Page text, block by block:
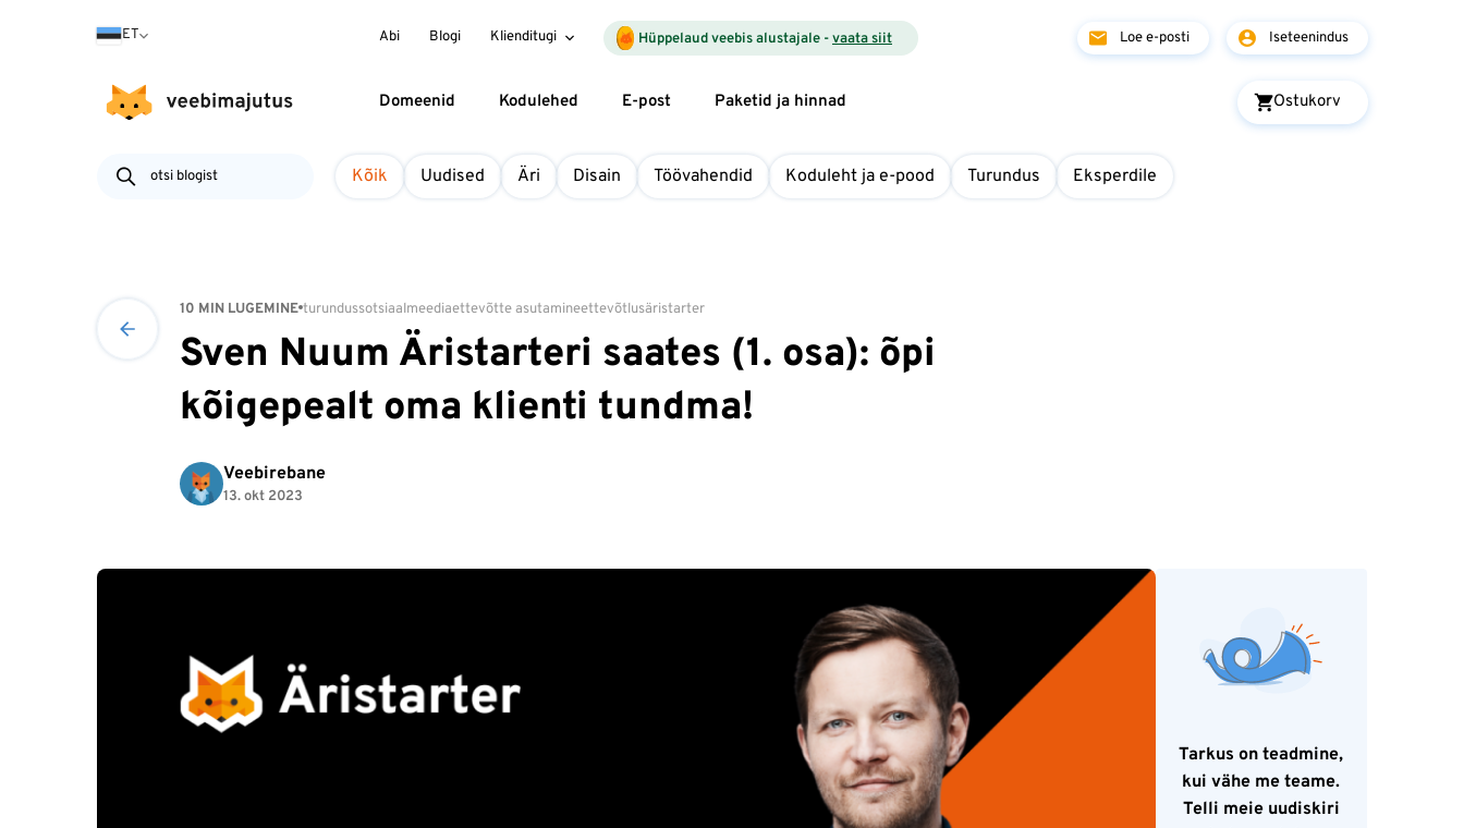
ET Abi Blogi Klienditugi Hüppelaud veebis alustajale -vaata siit Loe e-posti Iseteenindus
Domeenid Kodulehed E-post Paketid ja hinnad Ostukorv
Kõik Uudised Äri Disain Töövahendid Koduleht ja e-pood Turundus Eksperdile
10 MIN LUGEMINE turundussotsiaalmeediaettevõtte asutamineettevõtlusäristarter
Sven Nuum Äristarteri saates (1. osa): õpi
kõigepealt oma klienti tundma!
Veebirebane
13. okt 2023
Tarkus on teadmine,
kui vähe me teame.
Telli meie uudiskiri